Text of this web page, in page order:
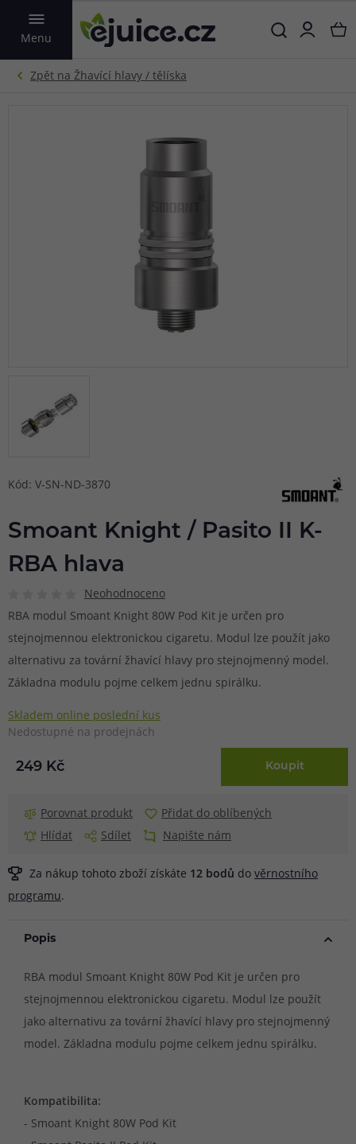
Menu
VYHLEDAT
Kód: V-SN-ND-3870
Smoant Knight / Pasito II K-
RBA hlava
Neohodnoceno
RBA modul Smoant Knight 80W Pod Kit je určen pro
stejnojmennou elektronickou cigaretu. Modul lze použít jako
alternativu za tovární žhavící hlavy pro stejnojmenný model.
Základna modulu pojme celkem jednu spirálku.
Skladem online poslední kus
Nedostupné na prodejnách
249 Kč Koupit
Porovnat produkt
Přidat do oblíbených
Hlídat
Sdílet Napište nám
Za nákup tohoto zboží získáte 12 bodů do věrnostního
programu.
Popis
RBA modul Smoant Knight 80W Pod Kit je určen pro
stejnojmennou elektronickou cigaretu. Modul lze použít
jako alternativu za tovární žhavící hlavy pro stejnojmenný
model. Základna modulu pojme celkem jednu spirálku.
Kompatibilita:
- Smoant Knight 80W Pod Kit